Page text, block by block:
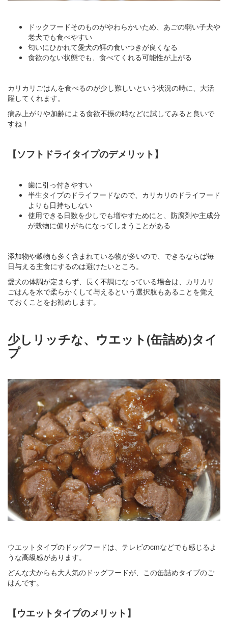
ドックフードそのものがやわらかいため、あごの弱い子犬や
老犬でも食べやすい
匂いにひかれて愛犬の餌の食いつきが良くなる
食欲のない状態でも、食べてくれる可能性が上がる
カリカリごはんを食べるのが少し難しいという状況の時に、大活
躍してくれます。
病み上がりや加齢による食欲不振の時などに試してみると良いで
すね！
【ソフトドライタイプのデメリット】
歯に引っ付きやすい
半生タイプのドライフードなので、カリカリのドライフード
よりも日持ちしない
使用できる日数を少しでも増やすためにと、防腐剤や主成分
が穀物に偏りがちになってしまうことがある
添加物や穀物も多く含まれている物が多いので、できるならば毎
日与える主食にするのは避けたいところ。
愛犬の体調が定まらず、長く不調になっている場合は、カリカリ
ごはんを水で柔らかくして与えるという選択肢もあることを覚え
ておくことをお勧めします。
少しリッチな、ウエット(缶詰め)タイ
プ
ウエットタイプのドッグフードは、テレビのcmなどでも感じるよ
うな高級感があります。
どんな犬からも大人気のドッグフードが、この缶詰めタイプのご
はんです。
【ウエットタイプのメリット】